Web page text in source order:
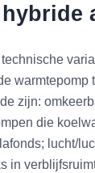
warmtepomp
zijn:
die
lucht/
in